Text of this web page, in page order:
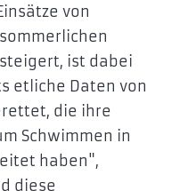
von
ist dabei
etliche Daten von
die ihre
Schwimmen in
haben",
diese